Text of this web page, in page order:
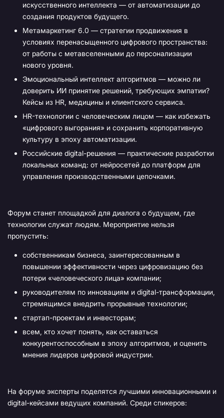
искусственного интеллекта — от автоматизации до
создания продуктов будущего.
Метамаркетинг 6.0 — стратегии продвижения в
условиях перенасыщенного цифрового пространства:
от работы с метавселенными до персонализации
нового уровня.
Эмоциональный интеллект алгоритмов — можно ли
доверить ИИ принятие решений, требующих эмпатии?
Кейсы из HR, медицины и клиентского сервиса.
HR-технологии с человеческим лицом — как избежать
«цифрового выгорания» и сохранить корпоративную
культуру в эпоху автоматизации.
Российские digital-решения — практические разработки
локальных команд: от нейросетей до платформ для
управления производственными цепочками.
Форум станет площадкой для диалога о будущем, где
технологии служат людям. Мероприятие нельзя
пропустить:
собственникам бизнеса, заинтересованным в
повышении эффективности через цифровизацию без
потери «человеческого лица» компании;
руководителям по инновациям и digital-трансформации,
стремящимся внедрить прорывные технологии;
стартап-проектам и инвесторам;
всем, кто хочет понять, как оставаться
конкурентоспособным в эпоху алгоритмов, и оценить
мнения лидеров цифровой индустрии.
На форуме эксперты поделятся лучшими инновационными и
digital-кейсами ведущих компаний. Среди спикеров: